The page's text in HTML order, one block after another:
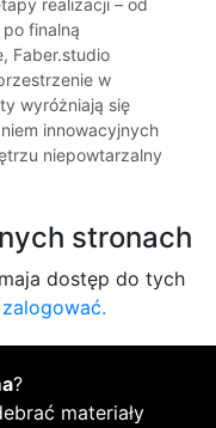
realizacji – od
finalną
Faber.studio
w
wyróżniają się
innowacyjnych
niepowtarzalny
stronach
dostęp do tych
?
materiały